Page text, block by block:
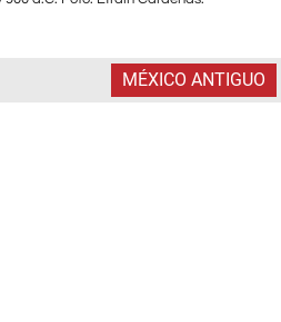
MÉXICO ANTIGUO